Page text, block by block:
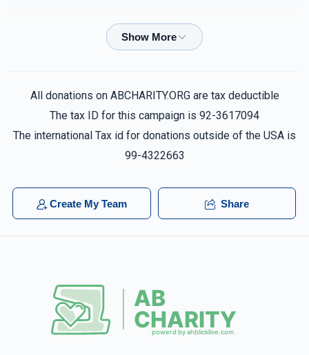
דוד גאלדמאן
דוד גאלדמאן
2 years ago $500.00
זכות יום החופה
Anonymousדוד גאלדמאן, שמואל אברהם אדלר, יודא הערש
פעלדמאן, אברהם יעקב שטיינער, שמעון אדלער, ישראל ניימאן,
יצחק פרוכטער, שמואל מאיר קליין, ישראל לוי, משה אלימלך
Anonymous דוד גאלדמאן
2 years ago
All donations on ABCHARITY.ORG are tax deductible
The tax ID for this campaign is 92-3617094
The international Tax id for donations outside of the USA is
99-4322663
Create My Team Share